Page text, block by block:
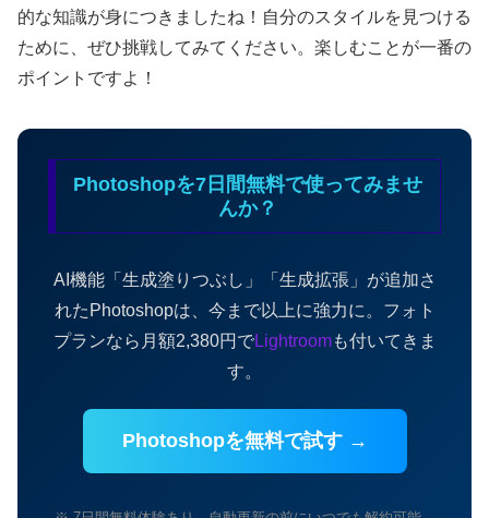
的な知識が身につきましたね！自分のスタイルを見つける
ために、ぜひ挑戦してみてください。楽しむことが一番の
ポイントですよ！
Photoshopを7日間無料で使ってみませ
んか？
AI機能「生成塗りつぶし」「生成拡張」が追加さ
れたPhotoshopは、今まで以上に強力に。フォト
プランなら月額2,380円でLightroomも付いてきま
す。
Photoshopを無料で試す →